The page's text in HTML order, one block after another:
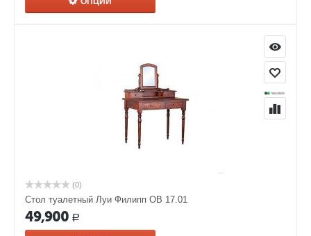
(0)
Стол туалетный Луи Филипп ОВ 17.01
49,900 Р